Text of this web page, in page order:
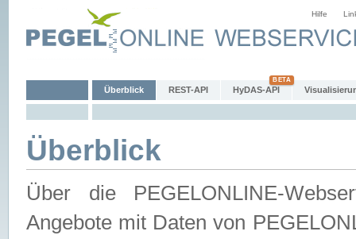
Hilfe
Überblick REST-API HyDAS-API
Überblick
Über die PEGELONLINE-
Angebote mit Daten von